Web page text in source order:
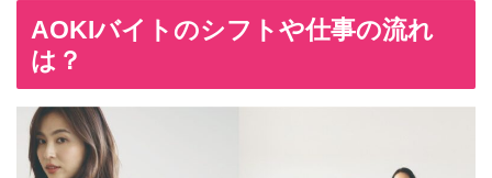
AOKIバイトのシフトや仕事の流れ
は？